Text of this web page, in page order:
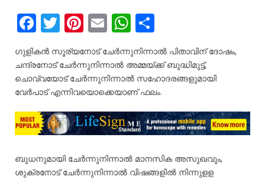
F
ce
b
o
o
k
T
wi
tt
er
Pi
nt
er
es
t
E
m
ail
W
h
at
s
A
p
p
h
ar
e
ഗുളികൻ സൂര്യനോട് ചേർന്നുനിന്നാൽ പിതാവിന് ദോഷം,
ചന്ദ്രനോട് ചേർന്നുനിന്നാൽ അമ്മയ്ക്ക് ബുദ്ധിമുട്ട്,
ചൊവ്വയോട് ചേർന്നുനിന്നാൽ സഹോദരങ്ങളുമായി
വേർപാട് എന്നിവയൊക്കെയാണ് ഫലം.
ബുധനുമായി ചേർന്നുനിന്നാൽ മാനസിക അസുഖവും,
ശുക്രനോട് ചേർന്നുനിന്നാൽ വിഷങ്ങളിൽ നിന്നുളള